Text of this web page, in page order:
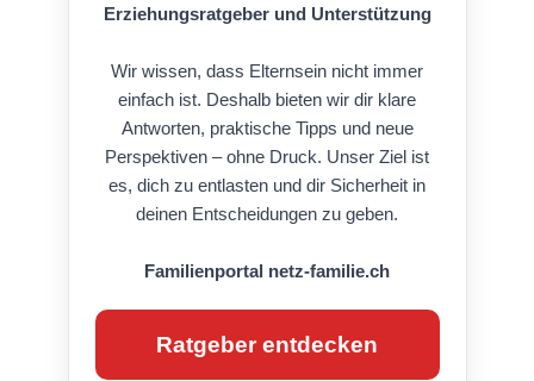
Erziehungsratgeber und Unterstützung
Wir wissen, dass Elternsein nicht immer
einfach ist. Deshalb bieten wir dir klare
Antworten, praktische Tipps und neue
Perspektiven – ohne Druck. Unser Ziel ist
es, dich zu entlasten und dir Sicherheit in
deinen Entscheidungen zu geben.
Familienportal netz-familie.ch
Ratgeber entdecken